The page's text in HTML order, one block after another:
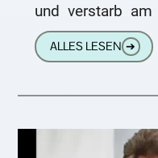
und verstarb
Haus in
ALLES LESEN ➔